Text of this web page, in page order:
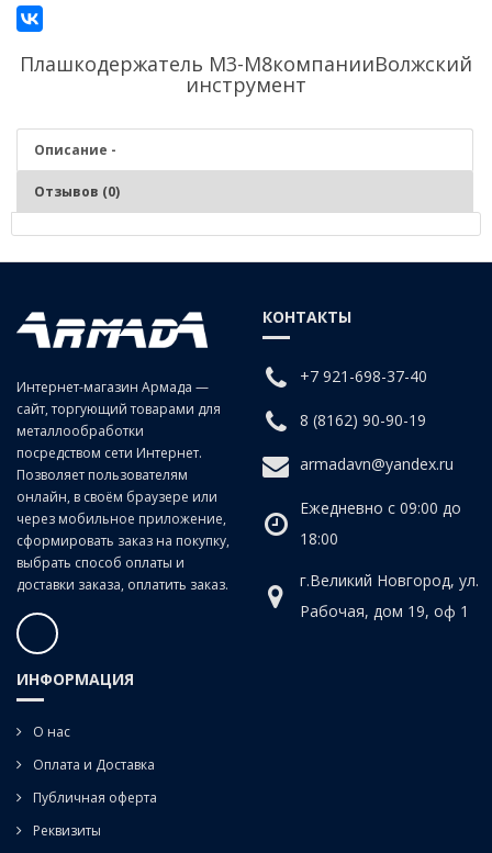
Плашкодержатель М3-М8компанииВолжский
инструмент
Описание -
Отзывов (0)
Интернет-магазин Армада —
сайт, торгующий товарами для
металлообработки
посредством сети Интернет.
Позволяет пользователям
онлайн, в своём браузере или
через мобильное приложение,
сформировать заказ на покупку,
выбрать способ оплаты и
доставки заказа, оплатить заказ.
КОНТАКТЫ
+7 921-698-37-40
8 (8162) 90-90-19
armadavn@yandex.ru
Ежедневно с 09:00 до
18:00
г.Великий Новгород, ул.
Рабочая, дом 19, оф 1
ИНФОРМАЦИЯ
О нас
Оплата и Доставка
Публичная оферта
Реквизиты